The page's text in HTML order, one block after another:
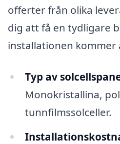
offerter från olika
dig att få en tydligare
installationen kommer
Typ av
Monokristallina,
tunnfilmssolceller.